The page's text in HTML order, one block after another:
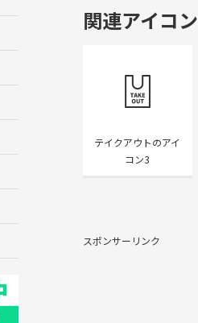
関連アイコン
テイクアウトのアイ
コン3
スポンサーリンク